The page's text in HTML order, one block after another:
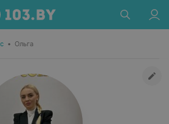
• Ольга